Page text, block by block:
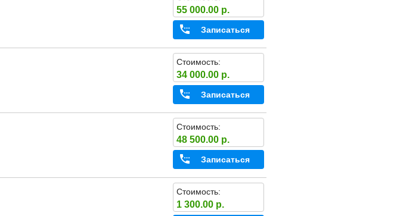
55 000.00 р.
Записаться
Стоимость:
34 000.00 р.
Записаться
Стоимость:
48 500.00 р.
Записаться
Стоимость:
1 300.00 р.